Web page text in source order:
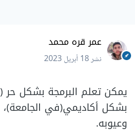
عمر قره محمد
نشر18 أبريل 2023
يمكن تعلم البرمجة بشكل حر
بشكل أكاديمي(في الجامعة)،
وعيوبه.